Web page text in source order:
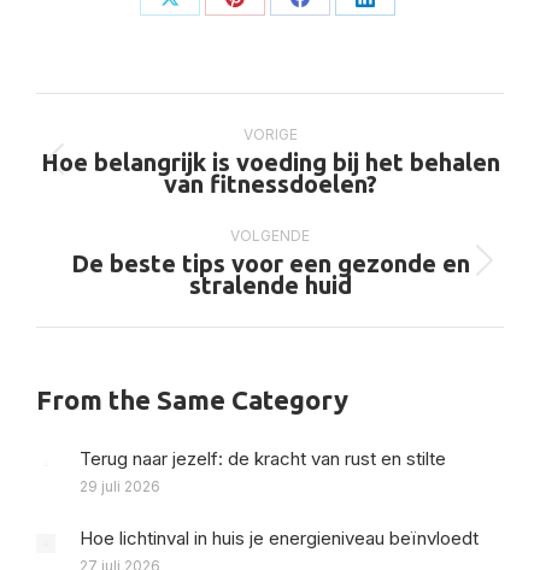
Deel
Deel
Deel
Deel
Bericht
navigatie
VORIGE
Vorig
bericht
Hoe belangrijk is voeding bij het behalen
van fitnessdoelen?
VOLGENDE
Volgend
bericht
De beste tips voor een gezonde en
stralende huid
From the Same Category
Terug naar jezelf: de kracht van rust en stilte
29 juli 2026
Hoe lichtinval in huis je energieniveau beïnvloedt
27 juli 2026